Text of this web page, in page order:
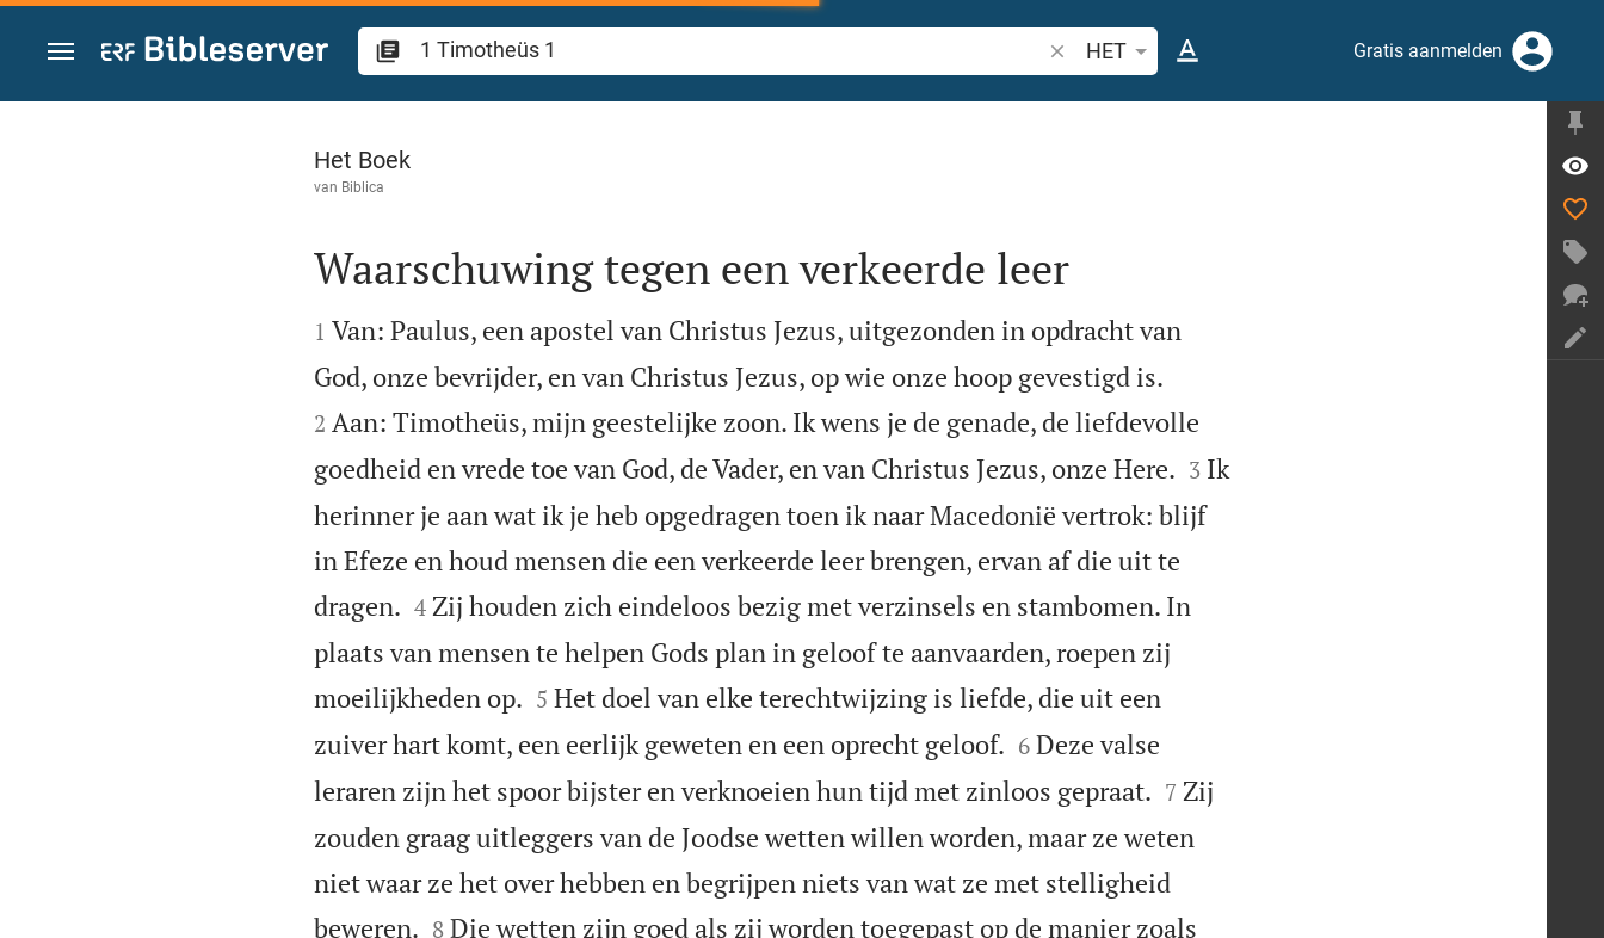
Spring naar inhoud
Zoek Bijbelvers of woord
HET Gratis aanmelden
1 Timotheüs 1
Het Boek
van Biblica

Waarschuwing tegen een verkeerde leer

1 Van: Paulus, een apostel van Christus Jezus, uitgezonden in opdracht van
God, onze bevrijder, en van Christus Jezus, op wie onze hoop gevestigd is.
2 Aan: Timotheüs, mijn geestelijke zoon. Ik wens je de genade, de liefdevolle
goedheid en vrede toe van God, de Vader, en van Christus Jezus, onze Here.
3 Ik
herinner je aan wat ik je heb opgedragen toen ik naar Macedonië vertrok: blijf
in Efeze en houd mensen die een verkeerde leer brengen, ervan af die uit te
dragen.
4 Zij houden zich eindeloos bezig met verzinsels en stambomen. In
plaats van mensen te helpen Gods plan in geloof te aanvaarden, roepen zij
moeilijkheden op.
5 Het doel van elke terechtwijzing is liefde, die uit een
zuiver hart komt, een eerlijk geweten en een oprecht geloof.
6 Deze valse
leraren zijn het spoor bijster en verknoeien hun tijd met zinloos gepraat.
7 Zij
zouden graag uitleggers van de Joodse wetten willen worden, maar ze weten
niet waar ze het over hebben en begrijpen niets van wat ze met stelligheid
beweren.
8 Die wetten zijn goed als zij worden toegepast op de manier zoals